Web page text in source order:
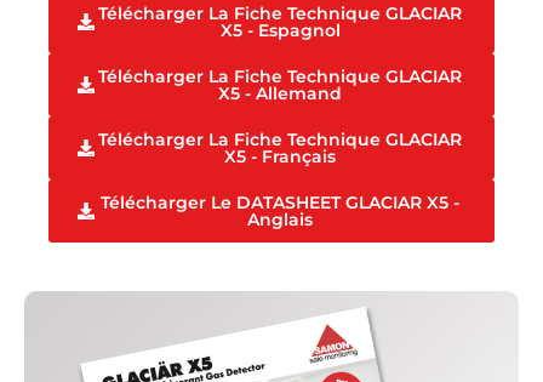
Télécharger La Fiche Technique GLACIAR
X5 - Espagnol
Télécharger La Fiche Technique GLACIAR
X5 - Allemand
Télécharger La Fiche Technique GLACIAR
X5 - Français
Télécharger Le DATASHEET GLACIAR X5 -
Anglais